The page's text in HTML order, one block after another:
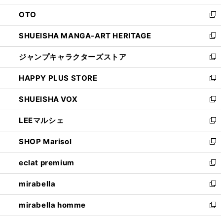
ウ
で
開
く
ン
ド
ウ
で
開
く
OTO
新
し
い
ウ
ィ
ン
ド
ウ
で
開
く
SHUEISHA MANGA-ART HERITAGE
新
し
い
ウ
ィ
ン
ド
ウ
で
開
く
ジャンプキャラクターズストア
新
し
い
ウ
ィ
ン
ド
ウ
で
開
く
HAPPY PLUS STORE
新
し
い
ウ
ィ
ン
ド
ウ
で
開
く
SHUEISHA VOX
新
し
い
ウ
ィ
ン
ド
ウ
で
開
く
LEEマルシェ
新
し
い
ウ
ィ
ン
ド
ウ
で
SHOP Marisol
新
し
い
ウ
ィ
ン
ド
eclat premium
新
し
い
ウ
ィ
mirabella
新
し
い
mirabella homme
新